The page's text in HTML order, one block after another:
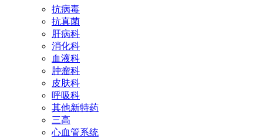
抗病毒
抗真菌
肝病科
消化科
血液科
肿瘤科
皮肤科
呼吸科
其他新特药
三高
心血管系统